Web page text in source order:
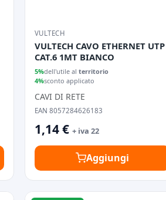
VULTECH
VULTECH CAVO ETHERNET UTP
CAT.6 1MT BIANCO
5%dell'utile al territorio
4%sconto applicato
CAVI DI RETE
EAN 8057284626183
1,14 € + iva 22
Aggiungi